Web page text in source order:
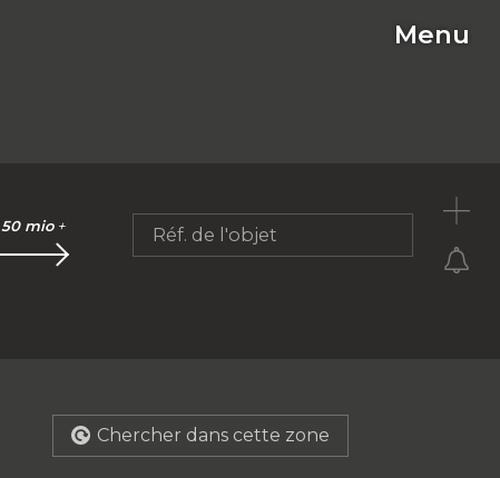
Menu
50 mio + Réf. de l'objet
Chercher dans cette zone